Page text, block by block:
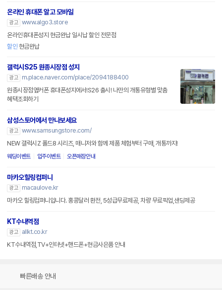
온라인 휴대폰 알고 모바일
광고 www.algo3.store
온라인휴대폰성지 현금완납 일시납 할인 전문점
할인 현금완납
갤럭시S25 원종시장점 성지
광고
m.place.naver.com/place/2094188400
원종시장점옆커폰 휴대폰성지에서!S26 출시! 나만의 개통유형별 맞춤
혜택조회하기
삼성스토어에서 만나보세요
광고 www.samsungstore.com/
NEW 갤럭시Z 폴드8 시리즈, 매니저와 함께 제품 체험부터 구매, 개통까지!
웨딩이벤트 입주이벤트 오픈매장안내
마카오힐링컴퍼니
광고
macaulove.kr
마카오 힐링컴퍼니입니다. 홍콩달러 환전, 5성급무료제공, 차량 무료픽업,샌딩제공
KT수내역점
광고
allkt.co.kr
KT수내역점,TV+인터넷+핸드폰+현금사은품 안내
빠른배송 안내